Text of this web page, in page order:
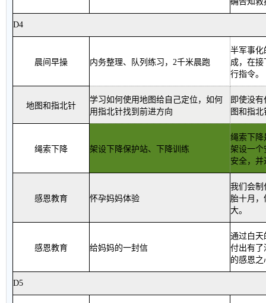
D4
晨间早操 内务整理、队列练习， 2千米晨跑
半军事化
成，在
行指令。
地图和指北针
学习如何使用地图给自己定位，如何
用指北针找到前进方向
即使没
图和指
绳索下降 架设下降保护站、下降训练
绳索下降
架设一个
安全，
感恩教育 怀孕妈妈体验
我们会制
胎十月
大。
感恩教育 给妈妈的一封信
通过白天
付出有了
的感恩
D5